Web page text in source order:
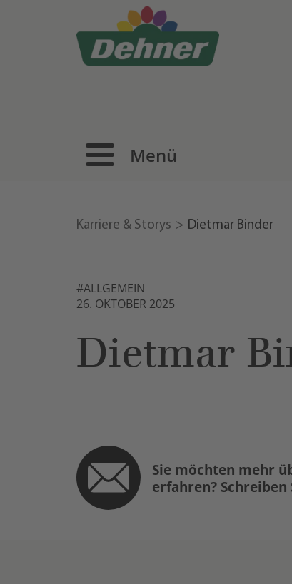
Menü
Karriere & Storys Dietmar Binder
#ALLGEMEIN
26. OKTOBER 2025
Dietmar
Sie möchten mehr
erfahren? Schreiben